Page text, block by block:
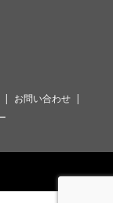
お問い合わせ